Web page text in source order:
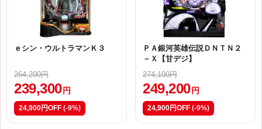
ｅシン・ウルトラマンＫ３
264,200円
239,300 円
24,900円OFF (-9%)
ＰＡ銀河英雄伝説ＤＮＴＮ２
－Ｘ【甘デジ】
274,100円
249,200 円
24,900円OFF (-9%)